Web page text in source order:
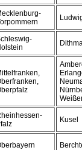
Kusel